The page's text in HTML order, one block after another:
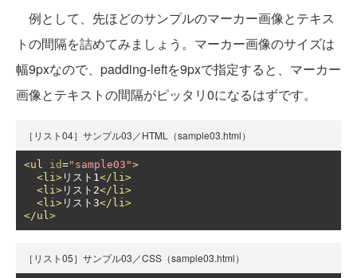
例として、先ほどのサンプルのマーカー画像とテキス
トの間隔を詰めてみましょう。マーカー画像のサイズは
幅9pxなので、padding-leftを9pxで指定すると、マーカー
画像とテキストの間隔がピッタリ0になるはずです。
［リスト04］サンプル03／HTML（sample03.html）
<ul id="sample03">
<li> リスト1 </li>
<li> リスト2</li>
<li> リスト3</li>
</ul>
［リスト05］サンプル03／CSS（sample03.html）